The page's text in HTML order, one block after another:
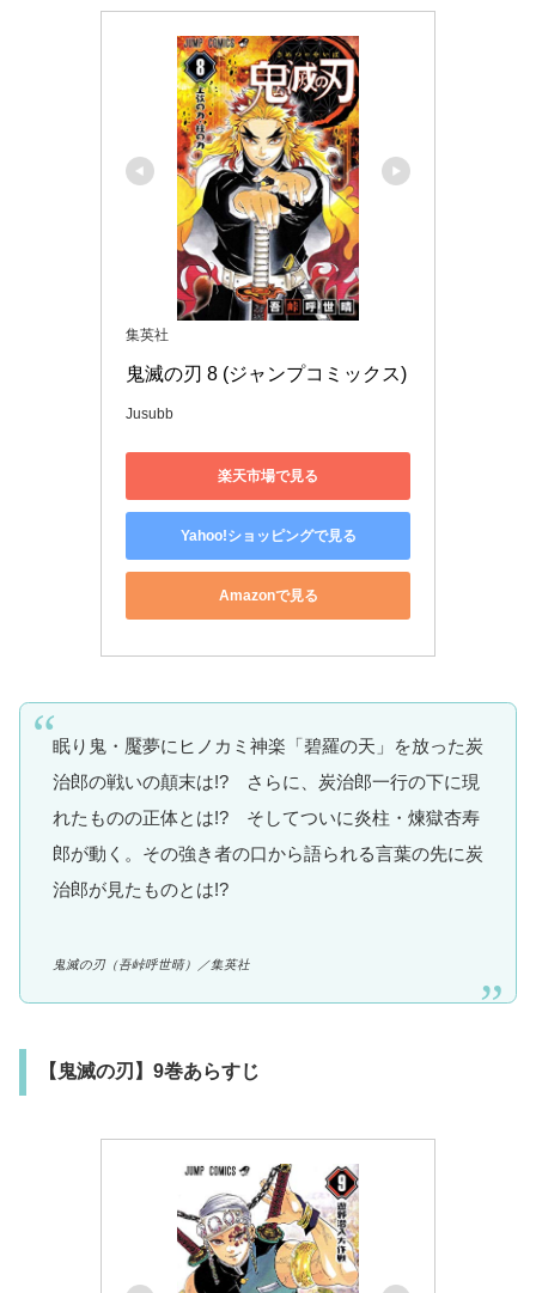
集英社
鬼滅の刃 8 (ジャンプコミックス)
Jusubb
楽天市場で見る
Yahoo!ショッピングで見る
Amazonで見る
眠り鬼・魘夢にヒノカミ神楽「碧羅の天」を放った炭
治郎の戦いの顛末は!? さらに、炭治郎一行の下に現
れたものの正体とは!? そしてついに炎柱・煉獄杏寿
郎が動く。その強き者の口から語られる言葉の先に炭
治郎が見たものとは!?
鬼滅の刃（吾峠呼世晴） ／集英社
【鬼滅の刃】9巻あらすじ